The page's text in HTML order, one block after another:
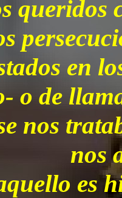
queridos
en
o de
nos
nos
es